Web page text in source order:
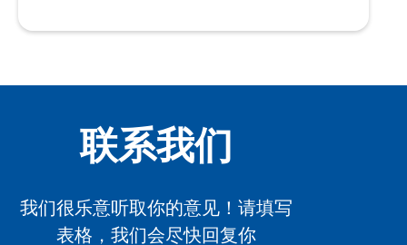
联系我们
我们很乐意听取你的意见！请填写
表格，我们会尽快回复你